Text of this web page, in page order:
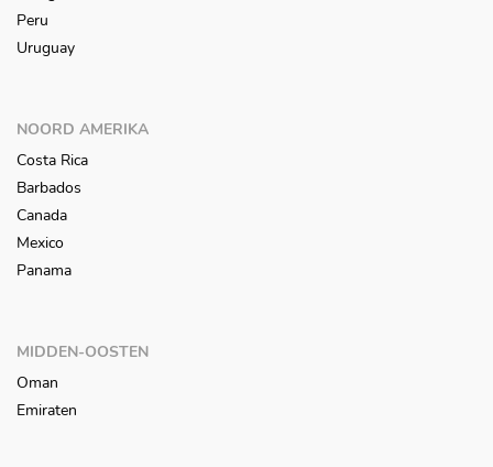
Peru
Uruguay
NOORD AMERIKA
Costa Rica
Barbados
Canada
Mexico
Panama
MIDDEN-OOSTEN
Oman
Emiraten